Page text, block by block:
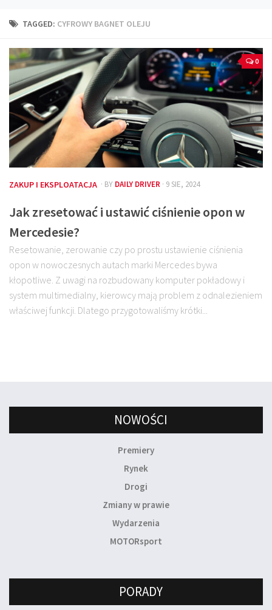
Technika jazdy
Kalkulatory
Przelicznik mocy
Auto z niemiec
Galerie
TAGGED: CYFROWY BAGNET OLEJU
0
ZAKUP I EKSPLOATACJA · BY DAILY DRIVER · 9 SIE, 2024
Jak zresetować i ustawić ciśnienie opon w
Mercedesie?
Resetowanie, zerowanie czy po prostu ustawienie ciśnienia
opon w nowoczesnych autach marki Mercedes bywa
kłopotliwe. Z uwagi na rozbudowany komputer pokładowy i
system multimedialny, kierowcy mają problem z odnalezieniem
właściwej funkcji. Dlatego przygotowaliśmy krótki...
NOWOŚCI
Premiery
Rynek
Drogi
Zmiany w prawie
Wydarzenia
MOTORsport
PORADY